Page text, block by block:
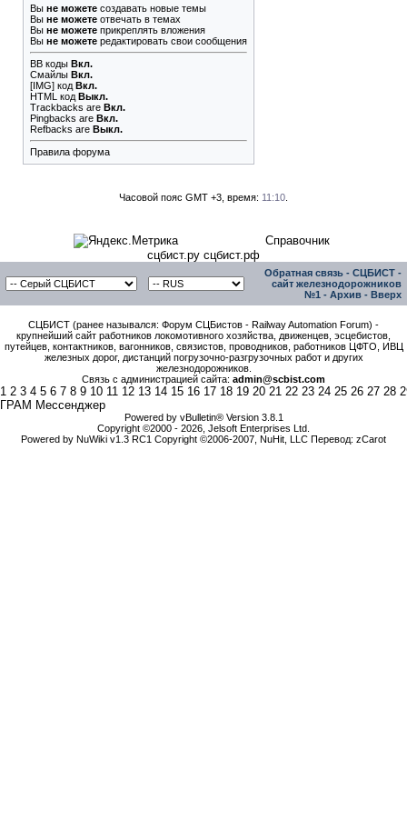
Вы не можете создавать новые темы
Вы не можете отвечать в темах
Вы не можете прикреплять вложения
Вы не можете редактировать свои сообщения
BB коды Вкл.
Смайлы Вкл.
[IMG] код Вкл.
HTML код Выкл.
Trackbacks are Вкл.
Pingbacks are Вкл.
Refbacks are Выкл.
Правила форума
Часовой пояс GMT +3, время: 11:10
Справочник
сцбист.ру сцбист.рф
Обратная связь - СЦБИСТ -
сайт железнодорожников
№1 - Архив - Вверх
СЦБИСТ (ранее назывался: Форум СЦБистов - Railway Automation Forum) -
крупнейший сайт работников локомотивного хозяйства, движенцев, эсцебистов,
путейцев, контактников, вагонников, связистов, проводников, работников ЦФТО, ИВЦ
железных дорог, дистанций погрузочно-разгрузочных работ и других
железнодорожников.
Связь с администрацией сайта: admin@scbist.com
1 2 3 4 5 6 7 8 9 10 11 12 13 14 15 16 17 18 19 20 21 22 23 24 25 26 27 28
ГРАМ Мессенджер
Powered by vBulletin® Version 3.8.1
Copyright ©2000 - 2026, Jelsoft Enterprises Ltd.
Powered by NuWiki v1.3 RC1 Copyright ©2006-2007, NuHit, LLC Перевод: zCarot